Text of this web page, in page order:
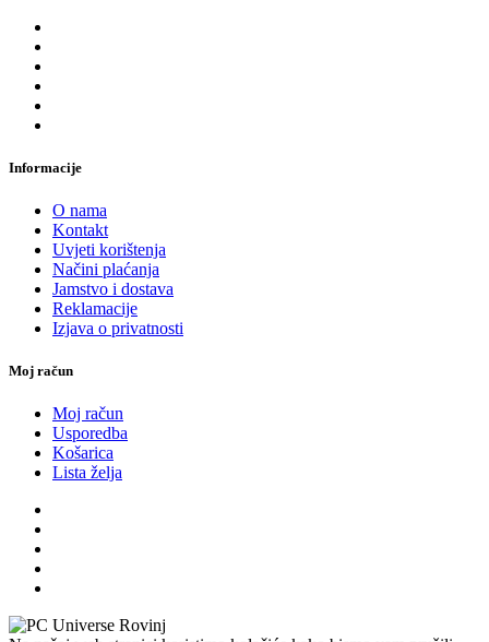
Informacije
O nama
Kontakt
Uvjeti korištenja
Načini plaćanja
Jamstvo i dostava
Reklamacije
Izjava o privatnosti
Moj račun
Moj račun
Usporedba
Košarica
Lista želja